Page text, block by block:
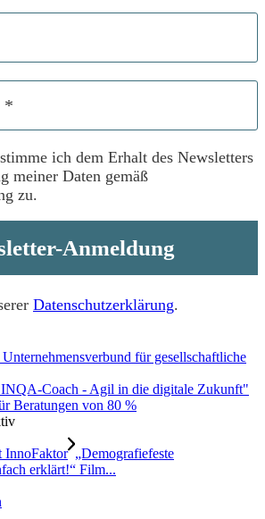
ich dem Erhalt des Newsletters
meiner Daten gemäß
zu.
Datenschutzerklärung.
InnoFaktor „Demografiefeste
erklärt!“ Film...